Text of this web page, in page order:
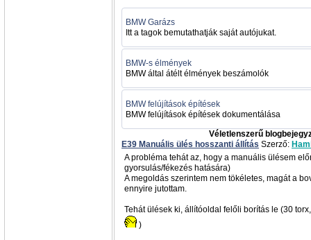
BMW Garázs
Itt a tagok bemutathatják saját autójukat.
BMW-s élmények
BMW által átélt élmények beszámolók
BMW felújítások építések
BMW felújítások építések dokumentálása
Véletlenszerű
E39 Manuális ülés hosszanti állítás Szerző:
A probléma tehát az, hogy a manuális ülésem
gyorsulás/fékezés hatására)
A megoldás szerintem nem tökéletes, magát a
ennyire jutottam.
Tehát ülések ki, állítóoldal felőli borítás le (30
)